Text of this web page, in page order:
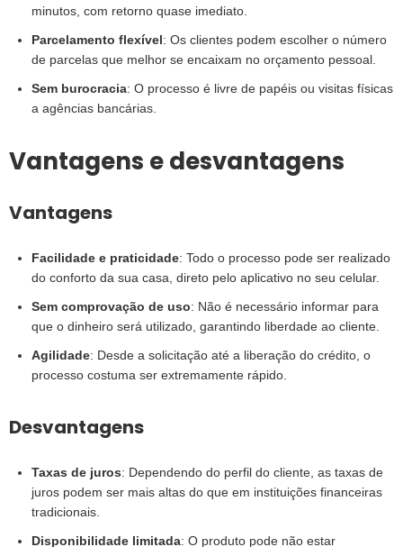
minutos, com retorno quase imediato.
Parcelamento flexível: Os clientes podem escolher o número
de parcelas que melhor se encaixam no orçamento pessoal.
Sem burocracia: O processo é livre de papéis ou visitas físicas
a agências bancárias.
Vantagens e desvantagens
Vantagens
Facilidade e praticidade: Todo o processo pode ser realizado
do conforto da sua casa, direto pelo aplicativo no seu celular.
Sem comprovação de uso: Não é necessário informar para
que o dinheiro será utilizado, garantindo liberdade ao cliente.
Agilidade: Desde a solicitação até a liberação do crédito, o
processo costuma ser extremamente rápido.
Desvantagens
Taxas de juros: Dependendo do perfil do cliente, as taxas de
juros podem ser mais altas do que em instituições financeiras
tradicionais.
Disponibilidade limitada: O produto pode não estar